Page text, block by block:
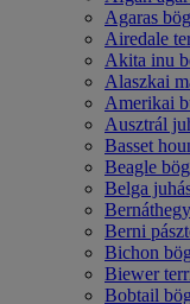
Agaras
Airedale
Akita inu
Alaszkai
Amerikai
Ausztrál
Basset
Beagle
Belga
Berni
Bichon
Biewer
Bobtail